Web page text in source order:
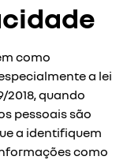
como
a lei
2018, quando
pessoais são
a identifiquem
como